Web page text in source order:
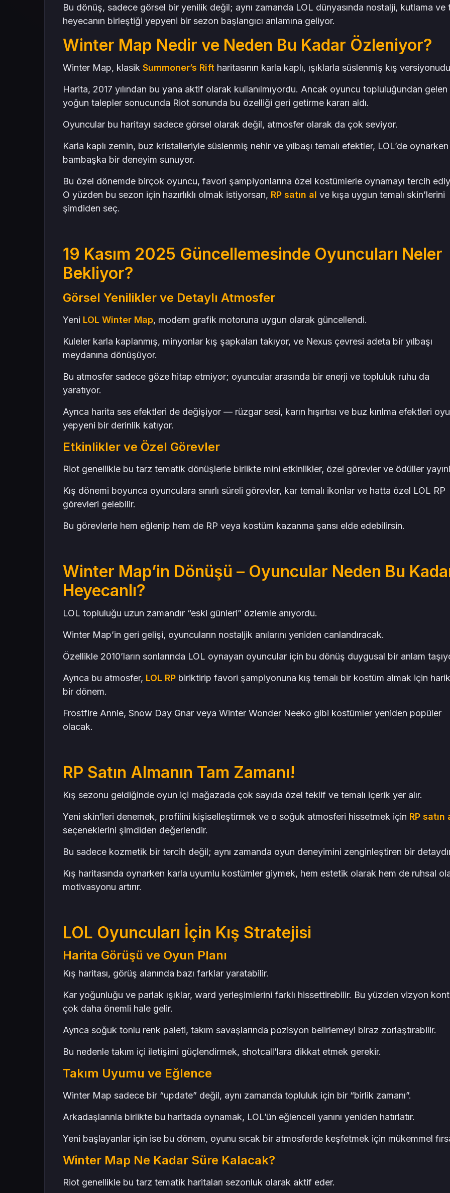
Bu dönüş, sadece görsel bir yenilik değil; aynı zamanda LOL dünyasında nostalji, kutlama ve
heyecanın birleştiği yepyeni bir sezon başlangıcı anlamına geliyor.
Winter Map Nedir ve Neden Bu Kadar Özleniyor?
Winter Map, klasik Summoner’s Rift haritasının karla kaplı, ışıklarla süslenmiş kış
Harita, 2017 yılından bu yana aktif olarak kullanılmıyordu. Ancak oyuncu topluluğundan gelen
yoğun talepler sonucunda Riot sonunda bu özelliği geri getirme kararı aldı.
Oyuncular bu haritayı sadece görsel olarak değil, atmosfer olarak da çok seviyor.
Karla kaplı zemin, buz kristalleriyle süslenmiş nehir ve yılbaşı temalı efektler, LOL’de oynarken
bambaşka bir deneyim sunuyor.
Bu özel dönemde birçok oyuncu, favori şampiyonlarına özel kostümlerle oynamayı tercih
O yüzden bu sezon için hazırlıklı olmak istiyorsan, RP satın al ve kışa uygun temalı skin’lerini
şimdiden seç.
19 Kasım 2025 Güncellemesinde Oyuncuları Neler
Bekliyor?
Görsel Yenilikler ve Detaylı Atmosfer
Yeni LOL Winter Map, modern grafik motoruna uygun olarak güncellendi.
Kuleler karla kaplanmış, minyonlar kış şapkaları takıyor, ve Nexus çevresi adeta bir yılbaşı
meydanına dönüşüyor.
Bu atmosfer sadece göze hitap etmiyor; oyuncular arasında bir enerji ve topluluk ruhu da
yaratıyor.
Ayrıca harita ses efektleri de değişiyor — rüzgar sesi, karın hışırtısı ve buz kırılma efektleri
yepyeni bir derinlik katıyor.
Etkinlikler ve Özel Görevler
Riot genellikle bu tarz tematik dönüşlerle birlikte mini etkinlikler, özel görevler ve ödüller
Kış dönemi boyunca oyunculara sınırlı süreli görevler, kar temalı ikonlar ve hatta özel LOL RP
görevleri gelebilir.
Bu görevlerle hem eğlenip hem de RP veya kostüm kazanma şansı elde edebilirsin.
Winter Map’in Dönüşü – Oyuncular Neden Bu
Heyecanlı?
LOL topluluğu uzun zamandır “eski günleri” özlemle anıyordu.
Winter Map’in geri gelişi, oyuncuların nostaljik anılarını yeniden canlandıracak.
Özellikle 2010’ların sonlarında LOL oynayan oyuncular için bu dönüş duygusal bir anlam
Ayrıca bu atmosfer, LOL RPbiriktirip favori şampiyonuna kış temalı bir kostüm almak için
bir dönem.
Frostfire Annie, Snow Day Gnar veya Winter Wonder Neeko gibi kostümler yeniden popüler
olacak.
RP Satın Almanın Tam Zamanı!
Kış sezonu geldiğinde oyun içi mağazada çok sayıda özel teklif ve temalı içerik yer alır.
Yeni skin’leri denemek, profilini kişiselleştirmek ve o soğuk atmosferi hissetmek için RP satın
seçeneklerini şimdiden değerlendir.
Bu sadece kozmetik bir tercih değil; aynı zamanda oyun deneyimini zenginleştiren bir
Kış haritasında oynarken karla uyumlu kostümler giymek, hem estetik olarak hem de ruhsal
motivasyonu artırır.
LOL Oyuncuları İçin Kış Stratejisi
Harita Görüşü ve Oyun Planı
Kış haritası, görüş alanında bazı farklar yaratabilir.
Kar yoğunluğu ve parlak ışıklar, ward yerleşimlerini farklı hissettirebilir. Bu yüzden vizyon
çok daha önemli hale gelir.
Ayrıca soğuk tonlu renk paleti, takım savaşlarında pozisyon belirlemeyi biraz zorlaştırabilir.
Bu nedenle takım içi iletişimi güçlendirmek, shotcall’lara dikkat etmek gerekir.
Takım Uyumu ve Eğlence
Winter Map sadece bir “update” değil, aynı zamanda topluluk için bir “birlik zamanı”.
Arkadaşlarınla birlikte bu haritada oynamak, LOL’ün eğlenceli yanını yeniden hatırlatır.
Yeni başlayanlar için ise bu dönem, oyunu sıcak bir atmosferde keşfetmek için mükemmel
Winter Map Ne Kadar Süre Kalacak?
Riot genellikle bu tarz tematik haritaları sezonluk olarak aktif eder.